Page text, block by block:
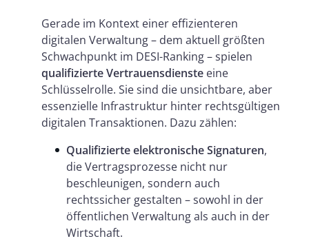
Gerade im Kontext einer effizienteren
digitalen Verwaltung – dem aktuell größten
Schwachpunkt im DESI-Ranking – spielen
qualifizierte Vertrauensdienste eine
Schlüsselrolle. Sie sind die unsichtbare, aber
essenzielle Infrastruktur hinter rechtsgültigen
digitalen Transaktionen. Dazu zählen:
Qualifizierte elektronische Signaturen,
die Vertragsprozesse nicht nur
beschleunigen, sondern auch
rechtssicher gestalten – sowohl in der
öffentlichen Verwaltung als auch in der
Wirtschaft.